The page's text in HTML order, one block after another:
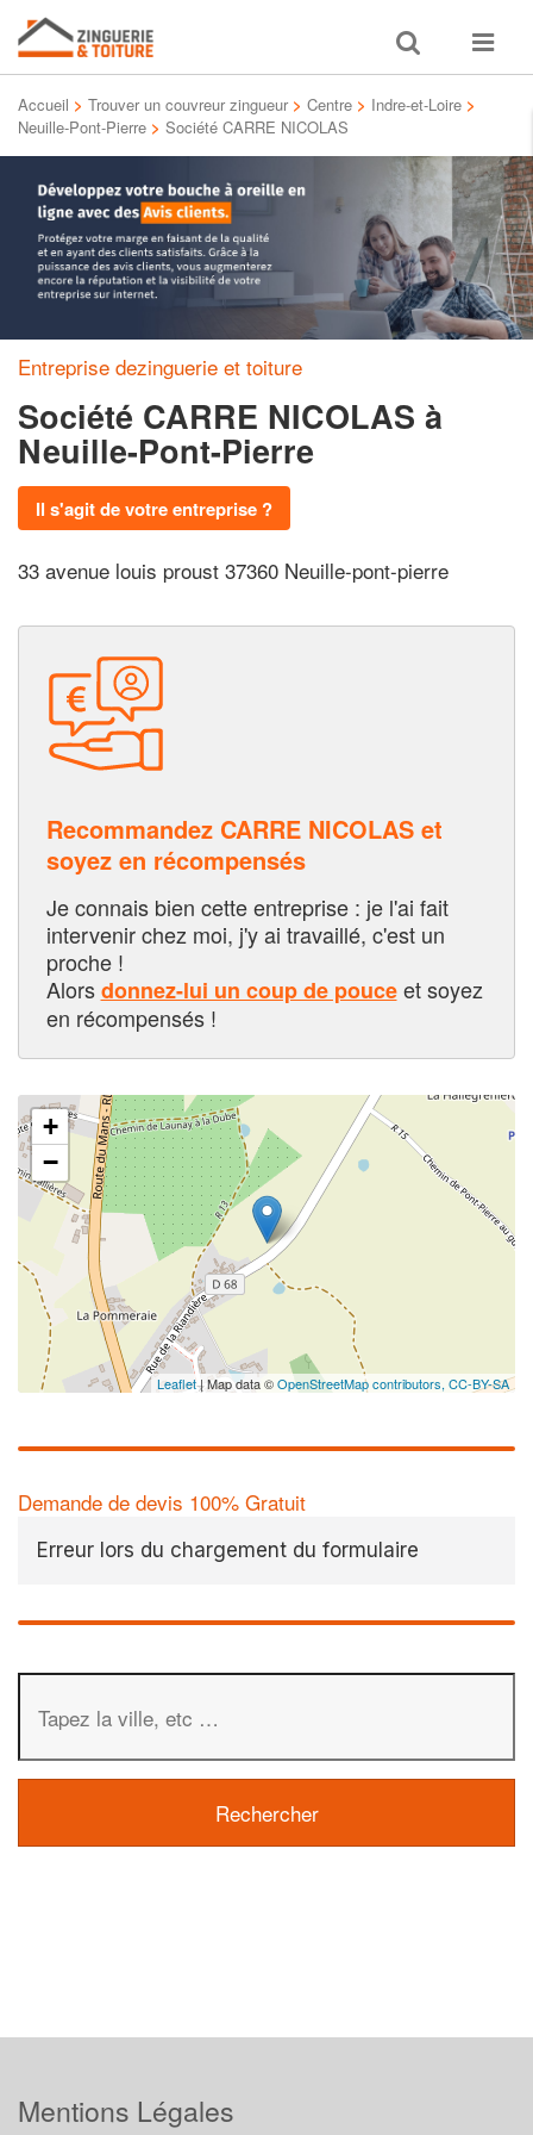
Toggle
search
Toggle
Accueil > Trouver un couvreur zingueur > Centre > Indre-et-Loire >
Neuille-Pont-Pierre > Société CARRE NICOLAS
Entreprise dezinguerie et toiture
Société CARRE NICOLAS à
Neuille-Pont-Pierre
Il s'agit de votre entreprise ?
33 avenue louis proust 37360 Neuille-pont-pierre
Recommandez CARRE NICOLAS et
soyez en récompensés
Je connais bien cette entreprise : je l'ai fait
intervenir chez moi, j'y ai travaillé, c'est un
proche !
Alorsdonnez-lui un coup de pouceet soyez
en récompensés !
+
−
Leaflet| Map data ©OpenStreetMap contributors, CC-BY-SA
Demande de devis 100% Gratuit
Erreur lors du chargement du formulaire
Mentions Légales